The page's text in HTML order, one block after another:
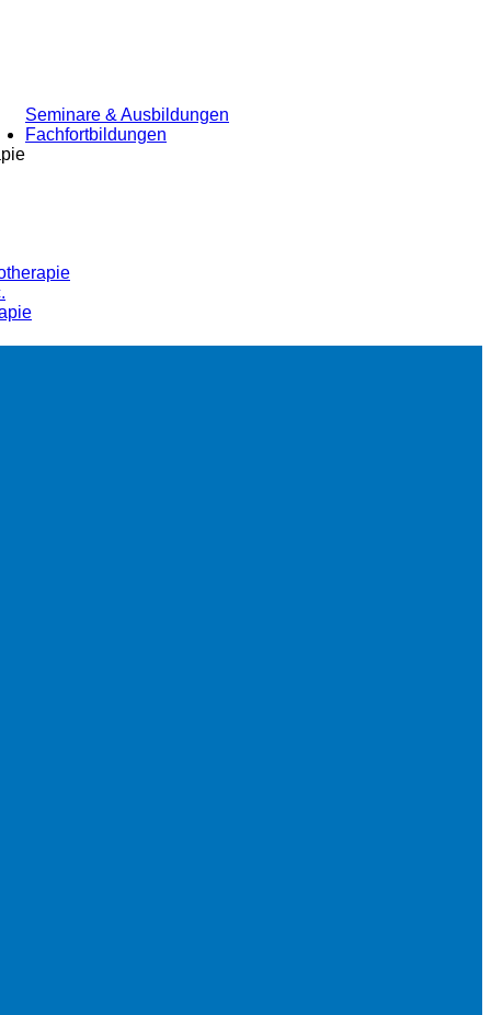
Seminare & Ausbildungen
Fachfortbildungen